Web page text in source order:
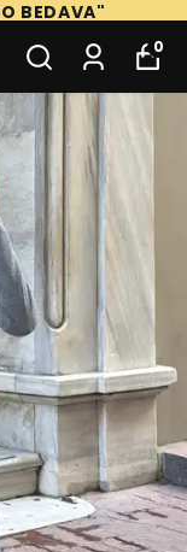
BEDAVA"
0